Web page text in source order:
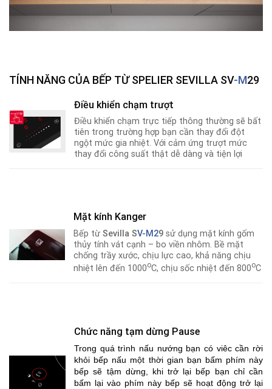
TÍNH NĂNG CỦA BẾP TỪ SPELIER SEVILLA SV-M29
Điều khiển chạm trượt
Điều khiển chạm trực tiếp thông thường sẽ bất
tiên trong trường hợp bạn cần thay đổi đột
ngột mức gia nhiệt. Với cảm ứng trượt mức
thay đổi công suất thật dễ dàng và tiện lợi
Mặt kính Kanger
Bếp từSevilla SV-M29 sử dụng mặt kính gốm
thủy tính vát cạnh – bo viền nhôm. Bề mặt
chống trầy xước, chịu lực cao, khả năng chịu
nhiệt lên đến 1000oC, chịu sốc nhiệt đến 800oC
Chức năng tạm dừng Pause
Trong quá trình nấu nướng bạn có viêc cần rời
khỏi bếp nấu một thời gian bạn bấm phím này
bếp sẽ tậm dừng, khi trở lại bếp bạn chỉ cần
bấm lại vào phím này bếp sẽ hoạt động trở lại